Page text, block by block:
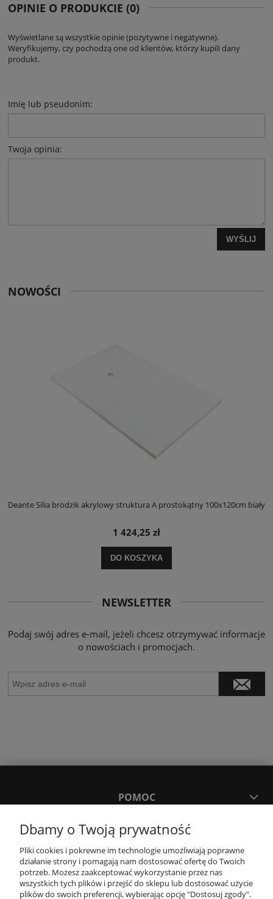
OPINIE O PRODUKCIE (0)
Wyświetlane są wszystkie opinie (pozytywne i negatywne).
Weryfikujemy, czy pochodzą one od klientów, którzy kupili dany
produkt.
Imię lub pseudonim:
Twoja opinia:
WYŚLIJ
NOWOŚCI
Deante Silia brodzik akrylowy struktura A prostokątny 100x120cm biały
1 424,25 zł
DO KOSZYKA
NEWSLETTER
Podaj swój adres e-mail, jeżeli chcesz otrzymywać informacje
o nowościach i promocjach.
POMOC
MOJE KONTO
PŁATNOŚCI I DOSTAWA
Dbamy o Twoją prywatność
Pliki cookies i pokrewne im technologie umożliwiają poprawne
działanie strony i pomagają nam dostosować ofertę do Twoich
potrzeb. Możesz zaakceptować wykorzystanie przez nas
wszystkich tych plików i przejść do sklepu lub dostosować użycie
plików do swoich preferencji, wybierając opcję "Dostosuj zgody".